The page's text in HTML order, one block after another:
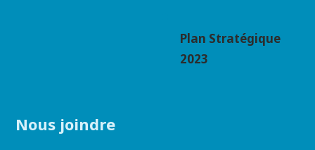
Plan Stratégique
2023
Nous joindre